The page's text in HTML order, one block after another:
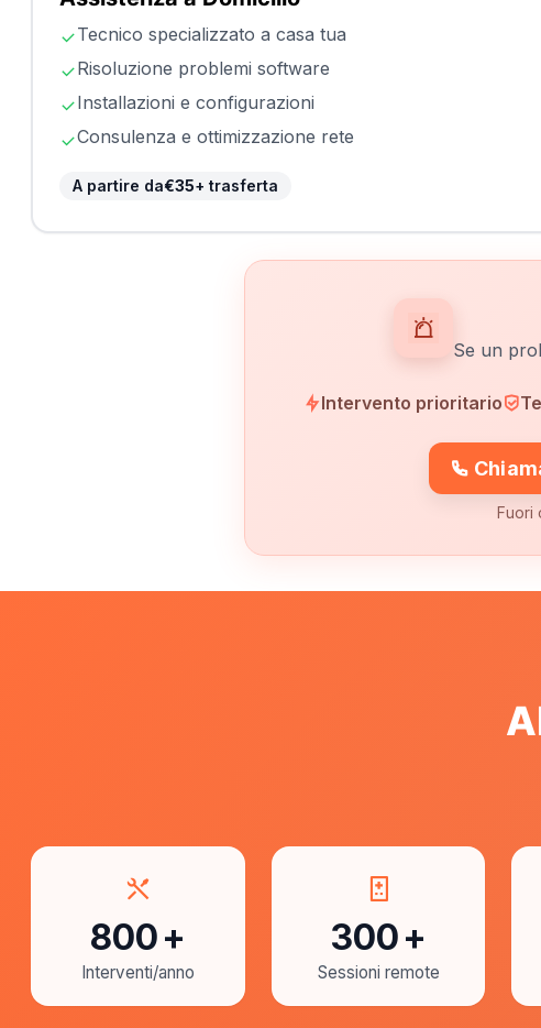
Tecnico specializzato a casa tua
Risoluzione problemi software
Installazioni e configurazioni
Consulenza e ottimizzazione rete
A partire da€35+ trasferta
Se un
Intervento prioritario
Fuori
800+
Interventi/anno
300+
Sessioni remote